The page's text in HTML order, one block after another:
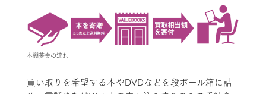
本棚募金の流れ
買い取りを希望する本やDVDなどを段ボール箱に詰